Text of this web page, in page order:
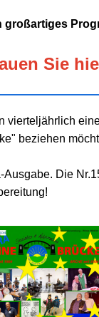
großartiges
Sie
vierteljährlich
beziehen
Ausgabe. Die